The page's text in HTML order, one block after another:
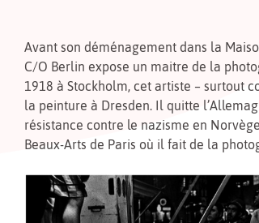
Avant son déménagement dans la
C/O Berlin expose un maitre de la
1918 à Stockholm, cet artiste – surtout
la peinture à Dresden. Il quitte
résistance contre le nazisme en
Beaux-Arts de Paris où il fait de la